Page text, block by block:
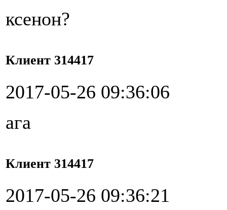
ксенон?
Клиент 314417
2017-05-26 09:36:06
ага
Клиент 314417
2017-05-26 09:36:21